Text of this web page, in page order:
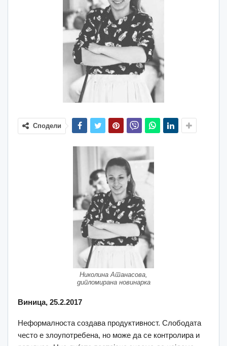
Сподели
Николина Атанасова,
дипломирана новинарка
Виница, 25.2.2017
Неформалноста создава продуктивност. Слободата
често е злоупотребена, но може да се контролира и